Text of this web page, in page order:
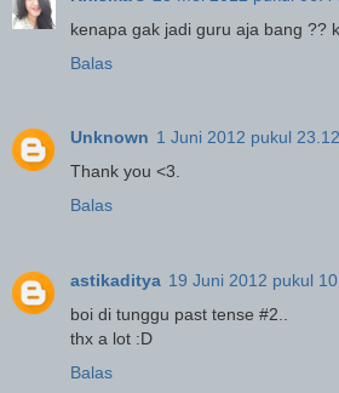
kenapa gak jadi guru aja bang ??
Balas
Unknown 1 Juni 2012 pukul 23.12
Thank you <3.
Balas
astikaditya 19 Juni 2012 pukul
boi di tunggu past tense #2..
thx a lot :D
Balas